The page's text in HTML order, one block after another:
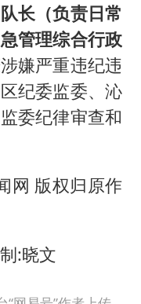
长（负责日常
管理综合行政
涉嫌严重违纪违
纪委监委、沁
委纪律审查和
网 版权归原作
:晓文